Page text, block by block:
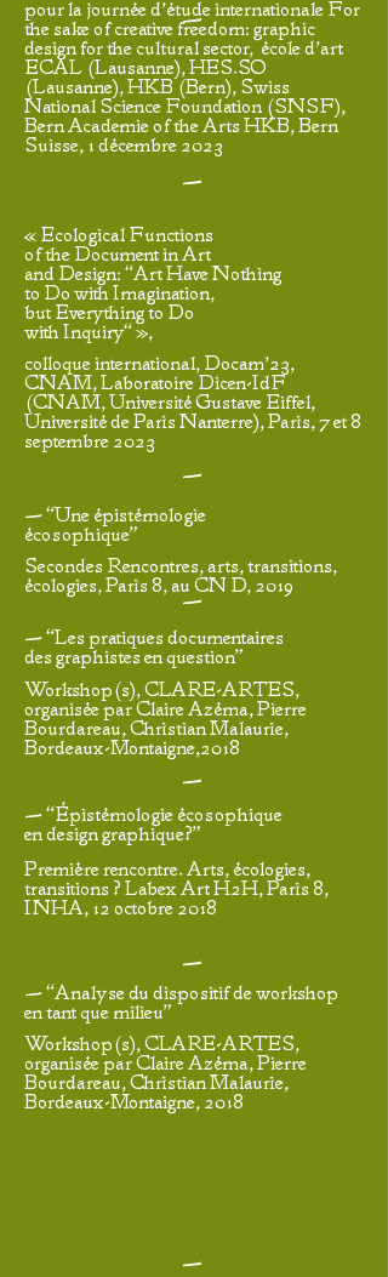
pour la journée d’étude internationale For
the sake of creative freedom: graphic
design for the cultural sector, école d’art
ECAL (Lausanne), HES.SO
(Lausanne), HKB (Bern), Swiss
National Science Foundation (SNSF),
Bern Academie of the Arts HKB, Bern
Suisse, 1 décembre 2023
—
—
« Ecological Functions
of the Document in Art
and Design: “Art Have Nothing
to Do with Imagination,
but Everything to Do
with Inquiry“ »,
colloque international, Docam’23,
CNAM, Laboratoire Dicen-IdF
(CNAM, Université Gustave Eiffel,
Université de Paris Nanterre), Paris, 7 et 8
septembre 2023
—
— “Une épistémologie
écosophique"
Secondes Rencontres, arts, transitions,
écologies, Paris 8, au CN D, 2019
—
— “Les pratiques documentaires
des graphistes en question”
Workshop(s), CLARE-ARTES,
organisée par ClaireAzéma,Pierre
Bourdareau, Christian Malaurie,
Bordeaux-Montaigne,2018
—
— “Épistémologie écosophique
en design graphique?"
Première rencontre. Arts, écologies,
transitions ? Labex Art H2H, Paris 8,
INHA, 12 octobre 2018
—
— “Analyse du dispositif de workshop
en tant que milieu”
Workshop(s), CLARE-ARTES,
organisée par Claire Azéma, Pierre
Bourdareau, Christian Malaurie,
Bordeaux-Montaigne, 2018
—